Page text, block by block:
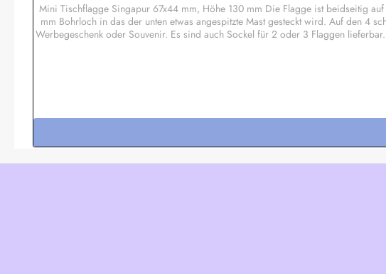
Mini Tischflagge Singapur 67x44 mm, Höhe 130 mm Die Flagge ist beidseitig
mm Bohrloch in das der unten etwas angespitzte Mast gesteckt wird. Auf den 4
Werbegeschenk oder Souvenir. Es sind auch Sockel für 2 oder 3 Flaggen